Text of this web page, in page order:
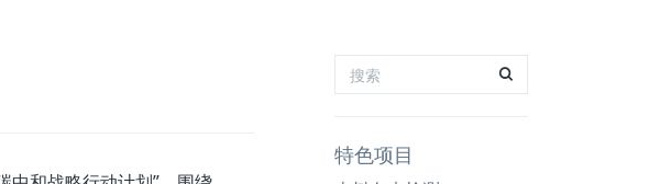
特色项目